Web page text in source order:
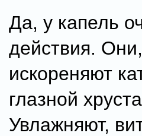
Да, у капель
действия.
искореняют
глазной
Увлажняют,